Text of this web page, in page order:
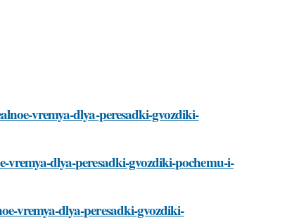
vremya-dlya-peresadki-gvozdiki-
vremya-dlya-peresadki-gvozdiki-pochemu-i-
vremya-dlya-peresadki-gvozdiki-